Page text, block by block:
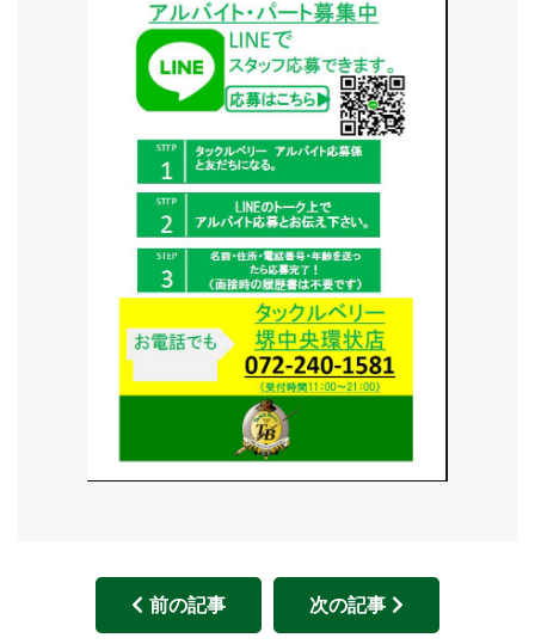
前の記事 次の記事